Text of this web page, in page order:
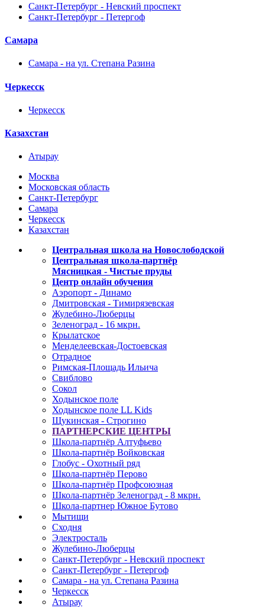
Санкт-Петербург - Невский проспект
Санкт-Петербург - Петергоф
Самара
Самара - на ул. Степана Разина
Черкесск
Черкесск
Казахстан
Атырау
Москва
Московская область
Санкт-Петербург
Самара
Черкесск
Казахстан
Центральная школа на Новослободской
Центральная школа-партнёр
Мясницкая - Чистые пруды
Центр онлайн обучения
Аэропорт - Динамо
Дмитровская - Тимирязевская
Жулебино-Люберцы
Зеленоград - 16 мкрн.
Крылатское
Менделеевская-Достоевская
Отрадное
Римская-Площадь Ильича
Свиблово
Сокол
Ходынское поле
Ходынское поле LL Kids
Щукинская - Строгино
ПАРТНЕРСКИЕ ЦЕНТРЫ
Школа-партнёр Алтуфьево
Школа-партнёр Войковская
Глобус - Охотный ряд
Школа-партнёр Перово
Школа-партнёр Профсоюзная
Школа-партнёр Зеленоград - 8 мкрн.
Школа-партнер Южное Бутово
Мытищи
Сходня
Электросталь
Жулебино-Люберцы
Санкт-Петербург - Невский проспект
Санкт-Петербург - Петергоф
Самара - на ул. Степана Разина
Черкесск
Атырау